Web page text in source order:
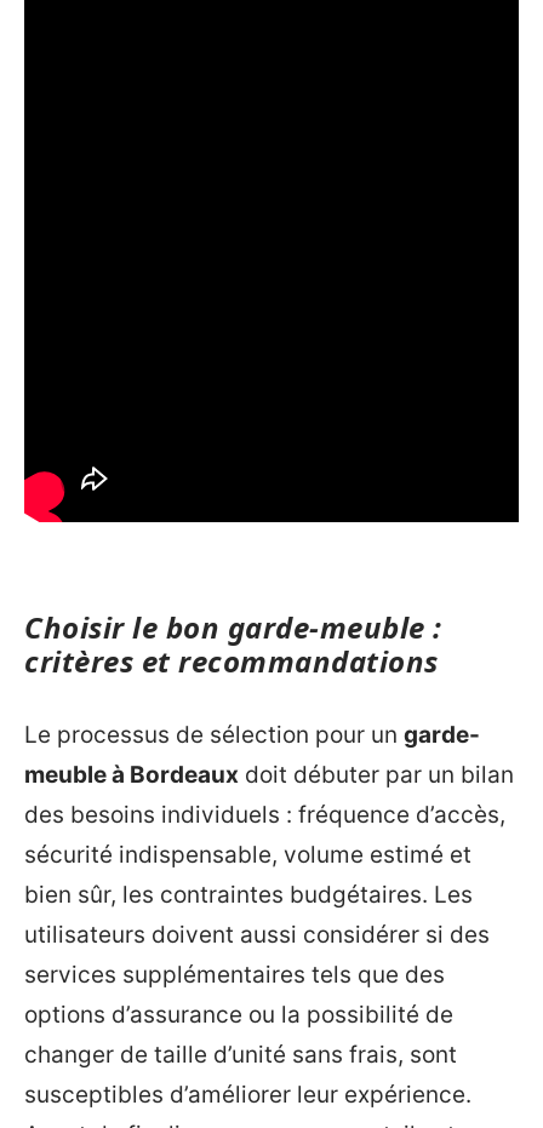
Choisir le bon garde-meuble :
critères et recommandations
Le processus de sélection pour un garde-
meuble à Bordeaux doit débuter par un bilan
des besoins individuels : fréquence d’accès,
sécurité indispensable, volume estimé et
bien sûr, les contraintes budgétaires. Les
utilisateurs doivent aussi considérer si des
services supplémentaires tels que des
options d’assurance ou la possibilité de
changer de taille d’unité sans frais, sont
susceptibles d’améliorer leur expérience.